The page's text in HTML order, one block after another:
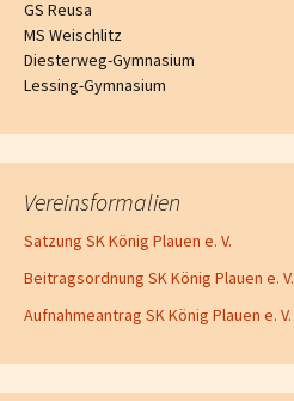
GS Reusa
MS Weischlitz
Diesterweg-Gymnasium
Lessing-Gymnasium
Vereinsformalien
Satzung SK König Plauen e. V.
Beitragsordnung SK König Plauen e. V.
Aufnahmeantrag SK König Plauen e. V.